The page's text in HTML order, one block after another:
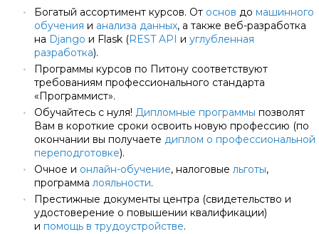
• Богатый ассортимент курсов. От основ до машинного
обучения и анализа данных, а также веб-разработка
на Django и Flask (REST API и углубленная
разработка).
•
Программы курсов по Питону соответствуют
требованиям профессионального стандарта
«Программист».
• Обучайтесь с нуля! Дипломные программы позволят
Вам в короткие сроки освоить новую профессию (по
окончании вы получаете диплом о профессиональной
переподготовке).
• Очное и онлайн-обучение, налоговые льготы,
программа лояльности.
•
Престижные документы центра (свидетельство и
удостоверение о повышении квалификации)
и помощь в трудоустройстве.